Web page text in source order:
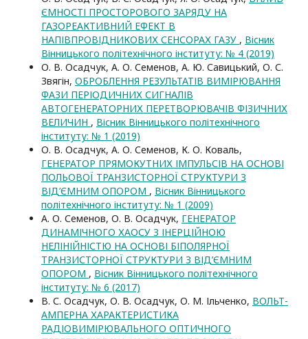
ЄМНОСТІ ПРОСТОРОВОГО ЗАРЯДУ НА
ГАЗОРЕАКТИВНИЙ ЕФЕКТ В
НАПІВПРОВІДНИКОВИХ СЕНСОРАХ ГАЗУ , Вісник
Вінницького політехнічного інституту: № 4 (2019)
О. В. Осадчук, А. О. Семенов, А. Ю. Савицький, О. С.
Звягін, ОБРОБЛЕННЯ РЕЗУЛЬТАТІВ ВИМІРЮВАННЯ
ФАЗИ ПЕРІОДИЧНИХ СИГНАЛІВ
АВТОГЕНЕРАТОРНИХ ПЕРЕТВОРЮВАЧІВ ФІЗИЧНИХ
ВЕЛИЧИН , Вісник Вінницького політехнічного
інституту: № 1 (2019)
О. В. Осадчук, А. О. Семенов, К. О. Коваль,
ГЕНЕРАТОР ПРЯМОКУТНИХ ІМПУЛЬСІВ НА ОСНОВІ
ПОЛЬОВОЇ ТРАНЗИСТОРНОЇ СТРУКТУРИ З
ВІД’ЄМНИМ ОПОРОМ , Вісник Вінницького
політехнічного інституту: № 1 (2009)
А. О. Семенов, О. В. Осадчук, ГЕНЕРАТОР
ДИНАМІЧНОГО ХАОСУ З ІНЕРЦІЙНОЮ
НЕЛІНІЙНІСТЮ НА ОСНОВІ БІПОЛЯРНОЇ
ТРАНЗИСТОРНОЇ СТРУКТУРИ З ВІД’ЄМНИМ
ОПОРОМ , Вісник Вінницького політехнічного
інституту: № 6 (2017)
В. С. Осадчук, О. В. Осадчук, О. М. Ільченко, ВОЛЬТ-
АМПЕРНА ХАРАКТЕРИСТИКА
РАДІОВИМІРЮВАЛЬНОГО ОПТИЧНОГО